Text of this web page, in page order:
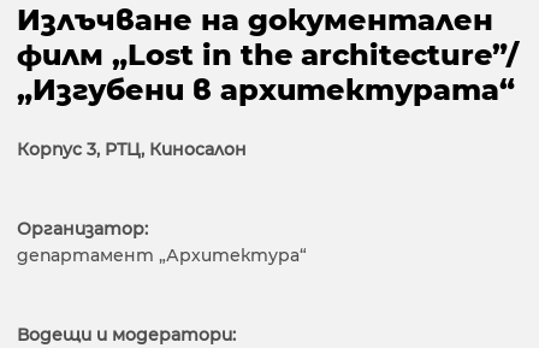
Излъчване на документален
филм „Lost in the architecture”/
„Изгубени в архитектурата“
Корпус 3, РТЦ, Киносалон
Организатор:
департамент „Архитектура“
Водещи и модератори: